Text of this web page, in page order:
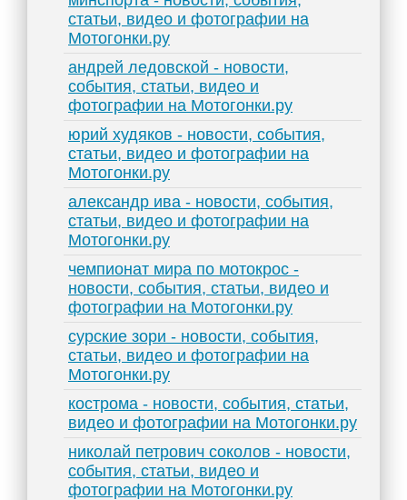
статьи, видео и фотографии на
Мотогонки.ру
андрей ледовской - новости,
события, статьи, видео и
фотографии на Мотогонки.ру
юрий худяков - новости, события,
статьи, видео и фотографии на
Мотогонки.ру
александр ива - новости, события,
статьи, видео и фотографии на
Мотогонки.ру
чемпионат мира по мотокрос -
новости, события, статьи, видео и
фотографии на Мотогонки.ру
сурские зори - новости, события,
статьи, видео и фотографии на
Мотогонки.ру
кострома - новости, события, статьи,
видео и фотографии на Мотогонки.ру
николай петрович соколов - новости,
события, статьи, видео и
фотографии на Мотогонки.ру